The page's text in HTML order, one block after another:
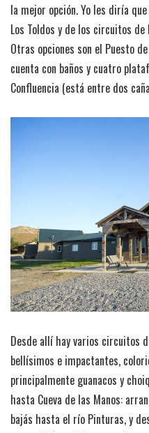
la mejor opción. Yo les diría
Los Toldos y de los circuitos
Otras opciones son el Puesto
cuenta con baños y cuatro
Confluencia (está entre dos
Desde allí hay varios circuitos
bellísimos e impactantes,
principalmente guanacos y
hasta Cueva de las Manos:
bajás hasta el río Pinturas, y